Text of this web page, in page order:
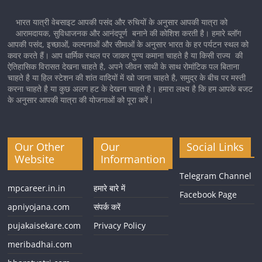
भारत यात्री वेबसाइट आपकी पसंद और रुचियों के अनुसार आपकी यात्रा को
आरामदायक, सुविधाजनक और आनंदपूर्ण बनाने की कोशिश करती है। हमारे ब्लॉग
आपकी पसंद, इच्छाओं, कल्पनाओं और सीमाओं के अनुसार भारत के हर पर्यटन स्थल को
कवर करते हैं। आप धार्मिक स्थल पर जाकर पुण्य कमाना चाहते है या किसी राज्य की
ऐतिहासिक विरासत देखना चाहते है, अपने जीवन साथी के साथ रोमांटिक पल बिताना
चाहते है या हिल स्टेशन की शांत वादियों में खो जाना चाहते है, समुद्र के बीच पर मस्ती
करना चाहते है या कुछ अलग हट के देखना चाहते है। हमारा लक्ष्य है कि हम आपके बजट
के अनुसार आपकी यात्रा की योजनाओं को पूरा करें।
Our Other
Website
mpcareer.in.in
apniyojana.com
pujakaisekare.com
meribadhai.com
Our
Informantion
हमारे बारे में
संपर्क करें
Privacy Policy
Social Links
Telegram Channel
Facebook Page